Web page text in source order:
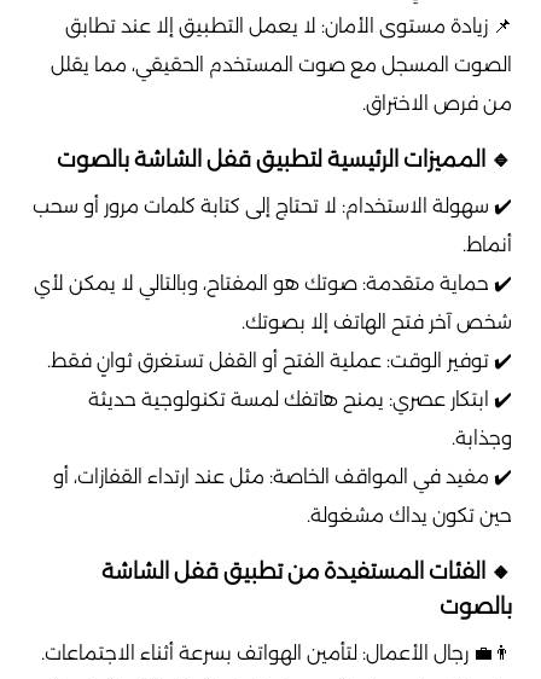
📌 زيادة مستوى الأمان: لا يعمل التطبيق إلا عند تطابق
الصوت المسجل مع صوت المستخدم الحقيقي، مما يقلل
من فرص الاختراق.
🔹 المميزات الرئيسية لتطبيق قفل الشاشة بالصوت
✔️ سهولة الاستخدام: لا تحتاج إلى كتابة كلمات مرور أو سحب
أنماط.
✔️ حماية متقدمة: صوتك هو المفتاح، وبالتالي لا يمكن لأي
شخص آخر فتح الهاتف إلا بصوتك.
✔️ توفير الوقت: عملية الفتح أو القفل تستغرق ثوانٍ فقط.
✔️ ابتكار عصري: يمنح هاتفك لمسة تكنولوجية حديثة
وجذابة.
✔️ مفيد في المواقف الخاصة: مثل عند ارتداء القفازات، أو
حين تكون يداك مشغولة.
🔸 الفئات المستفيدة من تطبيق قفل الشاشة
بالصوت
👨‍💼 رجال الأعمال: لتأمين الهواتف بسرعة أثناء الاجتماعات.